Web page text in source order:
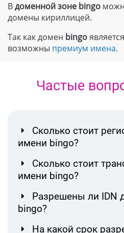
Вдоменной зоне bingo
домены кириллицей.
Так как домен bingo
возможны премиум имена.
Частые
Сколько стоит
имени bingo?
Сколько стоит
имени bingo?
Разрешены ли IDN
bingo?
На какой срок